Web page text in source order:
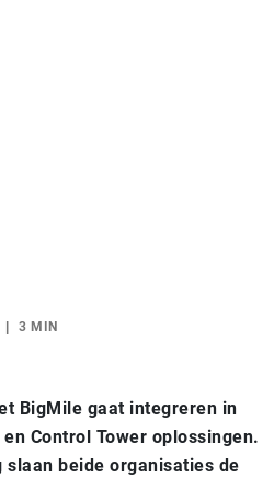
3 MIN
BigMile gaat integreren in
Control Tower oplossingen.
slaan beide organisaties de